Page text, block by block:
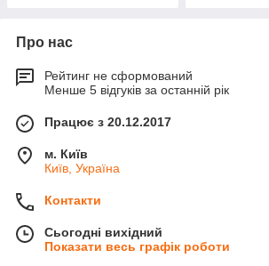
Про нас
Рейтинг не сформований
Менше 5 відгуків за останній рік
Працює з 20.12.2017
м. Київ
Київ, Україна
Контакти
Сьогодні вихідний
Показати весь графік роботи